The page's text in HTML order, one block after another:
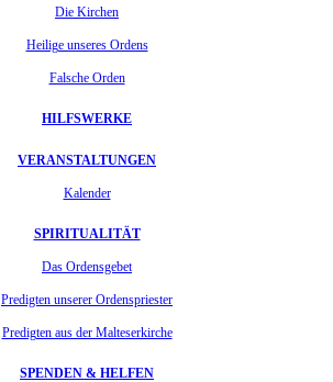
Die Kirchen
Heilige unseres Ordens
Falsche Orden
HILFSWERKE
VERANSTALTUNGEN
Kalender
SPIRITUALITÄT
Das Ordensgebet
Predigten unserer Ordenspriester
Predigten aus der Malteserkirche
SPENDEN & HELFEN